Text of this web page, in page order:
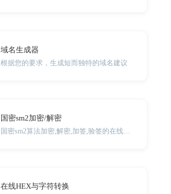
域名生成器
根据您的要求，生成短而独特的域名建议
国密sm2加密/解密
在线HEX与字符转换